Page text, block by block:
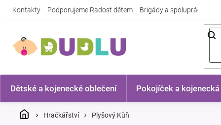
Kontakty Podporujeme Radost dětem Brigády a spolupráce
Dětské a kojenecké oblečení Pokojíček a kojenecká
DomůHračkářství Plyšový Kůň